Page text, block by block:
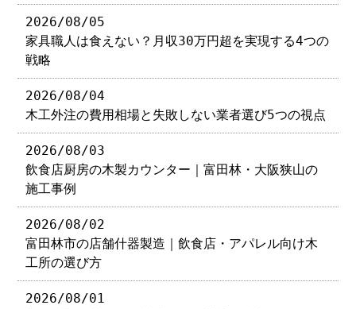
2026/08/05
家具職人は食えない？月収30万円超を実現する4つの
戦略
2026/08/04
木工外注の費用相場と失敗しない業者選び5つの視点
2026/08/03
飲食店厨房の木製カウンター｜富田林・大阪狭山の
施工事例
2026/08/02
富田林市の店舗什器製造｜飲食店・アパレル向け木
工所の選び方
2026/08/01